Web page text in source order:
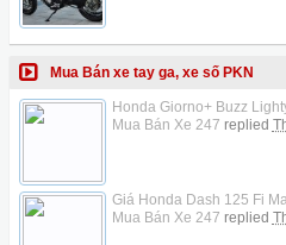
Mua Bán xe tay ga, xe số PKN
Honda Giorno+ Buzz
Mua Bán Xe 247 replied
Giá Honda Dash 125 Fi
Mua Bán Xe 247 replied